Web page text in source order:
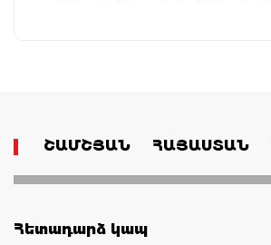
ՇԱՄՇՅԱՆ ՀԱՅԱՍՏԱՆ
Հետադարձ կապ